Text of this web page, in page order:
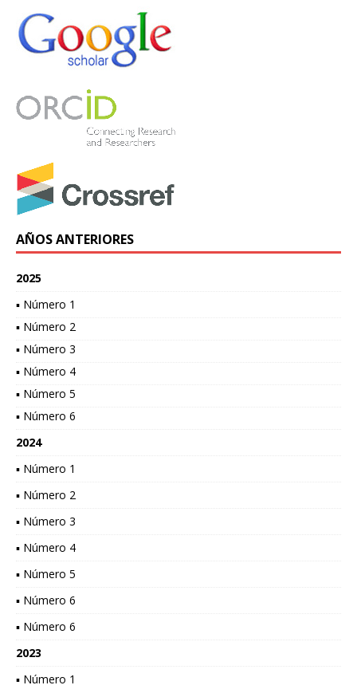
AÑOS ANTERIORES
2025
▪ Número 1
▪ Número 2
▪ Número 3
▪ Número 4
▪ Número 5
▪ Número 6
2024
▪ Número 1
▪ Número 2
▪ Número 3
▪ Número 4
▪ Número 5
▪ Número 6
▪ Número 6
2023
▪ Número 1